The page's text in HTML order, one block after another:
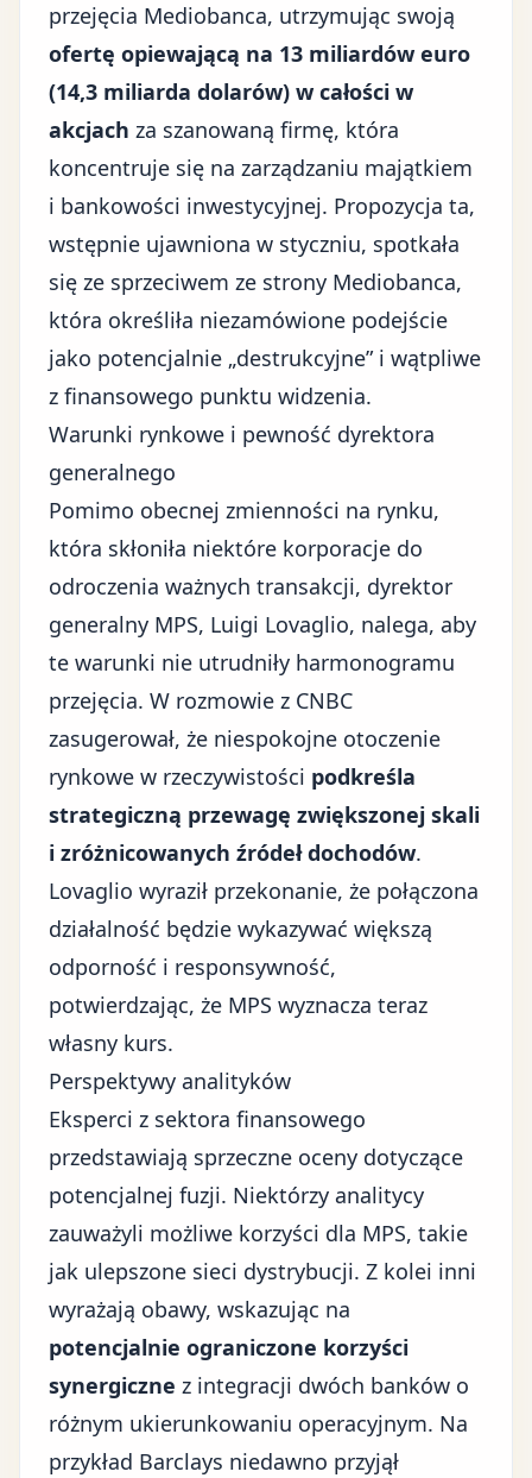
przejęcia Mediobanca, utrzymując swoją
ofertę opiewającą na 13 miliardów euro
(14,3 miliarda dolarów) w całości w
akcjach za szanowaną firmę, która
koncentruje się na zarządzaniu majątkiem
i bankowości inwestycyjnej. Propozycja ta,
wstępnie ujawniona w styczniu, spotkała
się ze sprzeciwem ze strony Mediobanca,
która określiła niezamówione podejście
jako potencjalnie „destrukcyjne” i wątpliwe
z finansowego punktu widzenia.
Warunki rynkowe i pewność dyrektora
generalnego
Pomimo obecnej zmienności na rynku,
która skłoniła niektóre korporacje do
odroczenia ważnych transakcji, dyrektor
generalny MPS, Luigi Lovaglio, nalega, aby
te warunki nie utrudniły harmonogramu
przejęcia. W rozmowie z CNBC
zasugerował, że niespokojne otoczenie
rynkowe w rzeczywistości podkreśla
strategiczną przewagę zwiększonej skali
i zróżnicowanych źródeł dochodów.
Lovaglio wyraził przekonanie, że połączona
działalność będzie wykazywać większą
odporność i responsywność,
potwierdzając, że MPS wyznacza teraz
własny kurs.
Perspektywy analityków
Eksperci z sektora finansowego
przedstawiają sprzeczne oceny dotyczące
potencjalnej fuzji. Niektórzy analitycy
zauważyli możliwe korzyści dla MPS, takie
jak ulepszone sieci dystrybucji. Z kolei inni
wyrażają obawy, wskazując na
potencjalnie ograniczone korzyści
synergiczne z integracji dwóch banków o
różnym ukierunkowaniu operacyjnym. Na
przykład Barclays niedawno przyjął